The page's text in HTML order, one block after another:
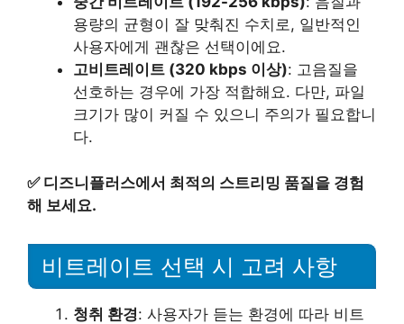
용량의 균형이 잘 맞춰진 수치로, 일반적인
사용자에게 괜찮은 선택이에요.
고비트레이트 (320 kbps 이상): 고음질을
선호하는 경우에 가장 적합해요. 다만, 파일
크기가 많이 커질 수 있으니 주의가 필요합니
다.
✅ 디즈니플러스에서 최적의 스트리밍 품질을 경험
해 보세요.
비트레이트 선택 시 고려 사항
청취 환경: 사용자가 듣는 환경에 따라 비트